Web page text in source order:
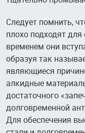
Следует помнить,
плохо подходят
временем они
образуя так
являющиеся
алкидные
достаточного
долговременной
Для обеспечения